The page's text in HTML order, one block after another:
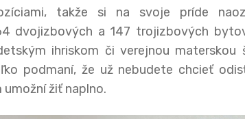
takže si na svoje príde
dvojizbových a 147 trojizbových
ihriskom či verejnou materskou
podmaní, že už nebudete chcieť
žiť naplno.